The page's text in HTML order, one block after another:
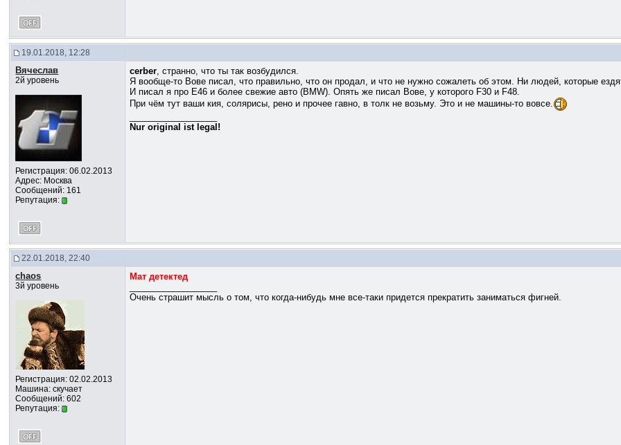
19.01.2018, 12:28
Вячеслав
2й уровень
Регистрация: 06.02.2013
Адрес: Москва
Сообщений: 161
Репутация:
cerber, странно, что ты так возбудился.
Я вообще-то Вове писал, что правильно, что он продал, и что не нужно сожалеть об этом. Ни людей, которые
И писал я про Е46 и более свежие авто (BMW). Опять же писал Вове, у которого F30 и F48.
При чём тут ваши кия, солярисы, рено и прочее гавно, в толк не возьму. Это и не машины-то вовсе.
Nur original ist legal!
22.01.2018, 22:40
chaos
3й уровень
Регистрация: 02.02.2013
Машина: скучает
Сообщений: 602
Репутация:
Мат детектед
Очень страшит мысль о том, что когда-нибудь мне все-таки придется прекратить заниматься фигней.